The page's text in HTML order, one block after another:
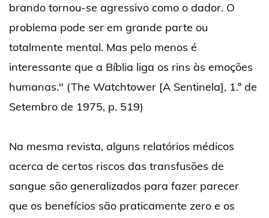
brando tornou-se agressivo como o dador. O
problema pode ser em grande parte ou
totalmente mental. Mas pelo menos é
interessante que a Bíblia liga os rins às emoções
humanas." (The Watchtower [A Sentinela], 1.º de
Setembro de 1975, p. 519)
Na mesma revista, alguns relatórios médicos
acerca de certos riscos das transfusões de
sangue são generalizados para fazer parecer
que os benefícios são praticamente zero e os